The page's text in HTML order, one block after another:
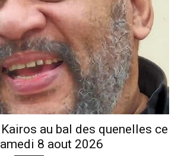
au bal des quenelles ce
8 aout 2026